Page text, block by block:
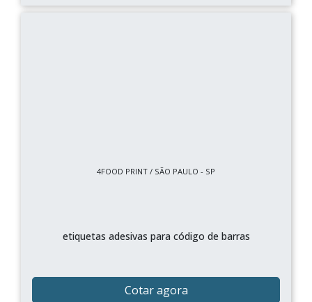
4FOOD PRINT / SÃO PAULO - SP
etiquetas adesivas para código de barras
Cotar agora